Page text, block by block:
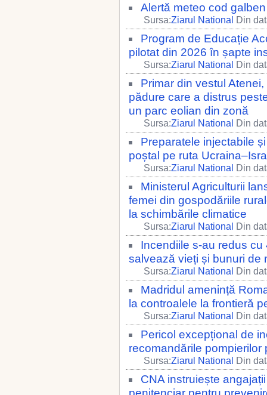
Alertă meteo cod
Sursa:Ziarul National Din
Program de Educație
pilotat din 2026 în șapte
Sursa:Ziarul National Din
Primar din vestul
pădure care a distrus
un parc eolian din zonă
Sursa:Ziarul National Din
Preparatele injectabile
poștal pe ruta
Sursa:Ziarul National Din
Ministerul Agriculturii
femei din gospodăriile
la schimbările climatice
Sursa:Ziarul National Din
Incendiile s-au redus
salvează vieți și bunuri de
Sursa:Ziarul National Din
Madridul amenință
la controalele la frontieră
Sursa:Ziarul National Din
Pericol excepțional de
recomandările pompierilor
Sursa:Ziarul National Din
CNA instruiește